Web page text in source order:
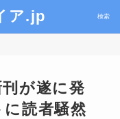
ア.jp 検索
刊が遂に発
読者騒然